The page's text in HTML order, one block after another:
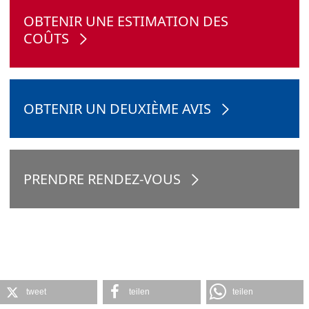
OBTENIR UNE ESTIMATION DES
COÛTS
OBTENIR UN DEUXIÈME AVIS
PRENDRE RENDEZ-VOUS
tweet teilen teilen